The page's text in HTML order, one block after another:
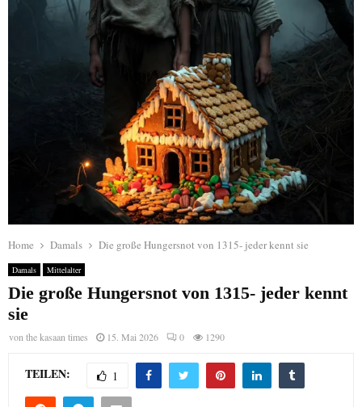
Home Damals Die große Hungersnot von 1315- jeder kennt sie
Damals Mittelalter
Die große Hungersnot von 1315- jeder kennt
sie
von the kasaan times 15. Mai 2026 0 1290
TEILEN: 1